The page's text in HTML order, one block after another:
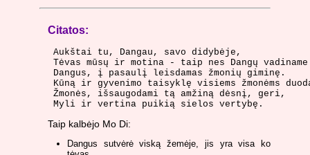
Citatos:
Aukštai tu, Dangau, savo didybėje,
Tėvas mūsų ir motina - taip nes Dangų
Dangus, į pasaulį leisdamas žmonių giminę.
Kūną ir gyvenimo taisyklę visiems žmonėms
Žmonės, išsaugodami tą amžiną dėsnį, geri,
Myli ir vertina puikią sielos vertybę.
Taip kalbėjo Mo Di:
Dangus sutvėrė viską žemėje, jis yra visa ko